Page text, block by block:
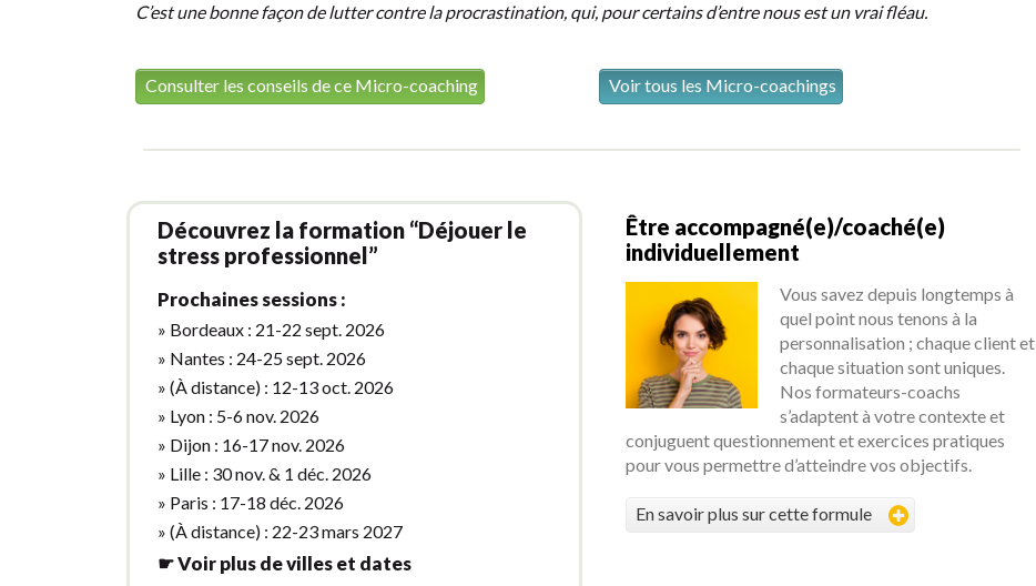
C’est une bonne façon de lutter contre la procrastination, qui, pour certains d’entre nous est un vrai fléau.
Consulter les conseils de ce Micro-coaching Voir tous les Micro-coachings
Découvrez la formation “Déjouer le
stress professionnel”
Prochaines sessions :
» Bordeaux : 21-22 sept. 2026
» Nantes : 24-25 sept. 2026
» (À distance) : 12-13 oct. 2026
» Lyon : 5-6 nov. 2026
» Dijon : 16-17 nov. 2026
» Lille : 30 nov. & 1 déc. 2026
» Paris : 17-18 déc. 2026
» (À distance) : 22-23 mars 2027
☛ Voir plus de villes et dates
Être accompagné(e)/coaché(e)
individuellement
Vous savez depuis longtemps à
quel point nous tenons à la
personnalisation ; chaque client et
chaque situation sont uniques.
Nos formateurs-coachs
s’adaptent à votre contexte et
conjuguent questionnement et exercices pratiques
pour vous permettre d’atteindre vos objectifs.
En savoir plus sur cette formule